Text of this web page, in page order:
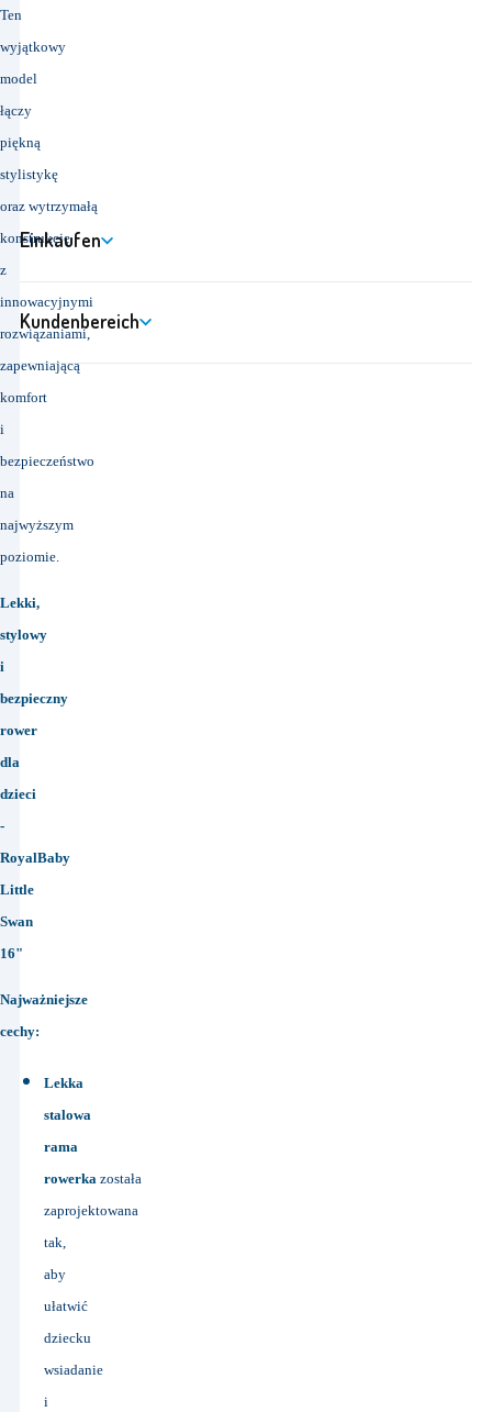
Ten
wyjątkowy
model
łączy
piękną
stylistykę
oraz wytrzymałą
konstrukcję
z
innowacyjnymi
rozwiązaniami,
zapewniającą
komfort
i
bezpieczeństwo
na
najwyższym
poziomie.
Lekki,
stylowy
i
bezpieczny
rower
dla
dzieci
-
RoyalBaby
Little
Swan
16"
Najważniejsze
cechy:
Lekka
stalowa
rama
rowerka została
zaprojektowana
tak,
aby
ułatwić
dziecku
wsiadanie
i
Einkaufen
Kundenbereich